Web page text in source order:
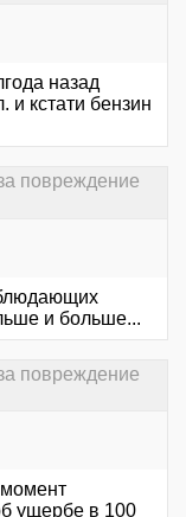
назад
и кстати бензин
повреждение
и больше...
повреждение
ущербе в 100